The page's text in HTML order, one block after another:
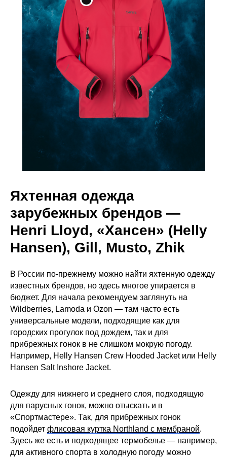
Яхтенная одежда
зарубежных брендов —
Henri Lloyd, «Хансен» (Helly
Hansen), Gill, Musto, Zhik
В России по-прежнему можно найти яхтенную одежду
известных брендов, но здесь многое упирается в
бюджет. Для начала рекомендуем заглянуть на
Wildberries, Lamoda и Ozon — там часто есть
универсальные модели, подходящие как для
городских прогулок под дождем, так и для
прибрежных гонок в не слишком мокрую погоду.
Например, Helly Hansen Crew Hooded Jacket или Helly
Hansen Salt Inshore Jacket.
Одежду для нижнего и среднего слоя, подходящую
для парусных гонок, можно отыскать и в
«Спортмастере». Так, для прибрежных гонок
подойдет флисовая куртка Northland с мембраной.
Здесь же есть и подходящее термобелье — например,
для активного спорта в холодную погоду можно